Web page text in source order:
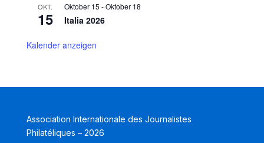
OKT.
15
Oktober 15 -Oktober 18
Italia 2026
Kalender anzeigen
Association Internationale des Journalistes
Philatéliques – 2026